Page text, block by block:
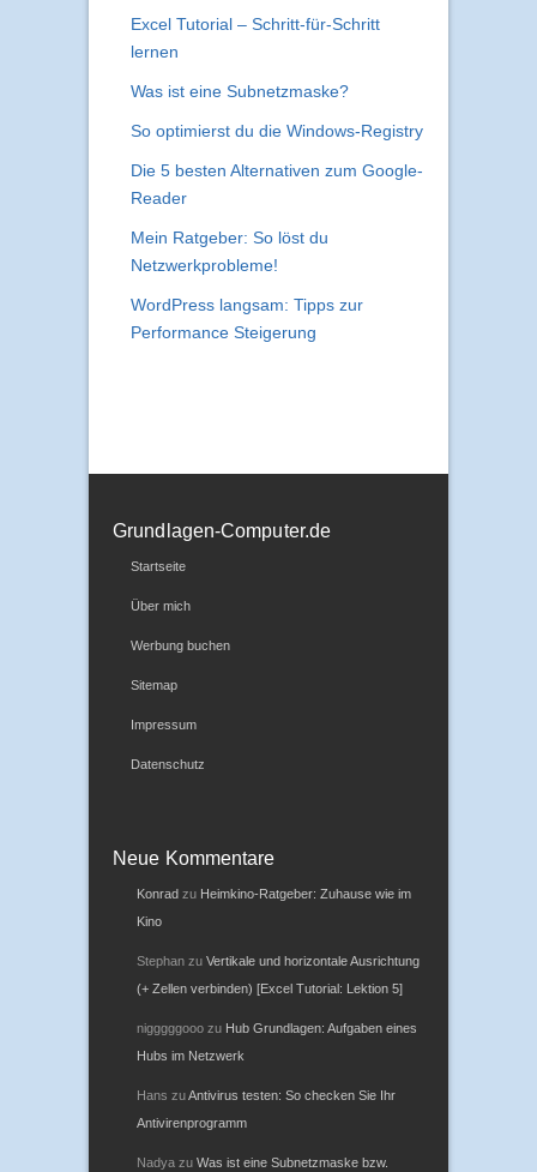
Excel Tutorial – Schritt-für-Schritt
lernen
Was ist eine Subnetzmaske?
So optimierst du die Windows-Registry
Die 5 besten Alternativen zum Google-
Reader
Mein Ratgeber: So löst du
Netzwerkprobleme!
WordPress langsam: Tipps zur
Performance Steigerung
Grundlagen-Computer.de
Startseite
Über mich
Werbung buchen
Sitemap
Impressum
Datenschutz
Neue Kommentare
Konrad zu Heimkino-Ratgeber: Zuhause wie im
Kino
Stephan zu Vertikale und horizontale Ausrichtung
(+ Zellen verbinden) [Excel Tutorial: Lektion 5]
nigggggooo zu Hub Grundlagen: Aufgaben eines
Hubs im Netzwerk
Hans zuAntivirus testen: So checken Sie Ihr
Antivirenprogramm
Nadya zu Was ist eine Subnetzmaske bzw.